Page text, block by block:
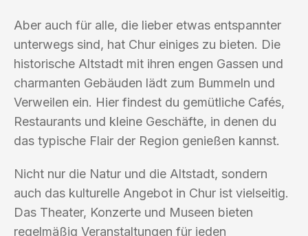
Aber auch für alle, die lieber etwas entspannter
unterwegs sind, hat Chur einiges zu bieten. Die
historische Altstadt mit ihren engen Gassen und
charmanten Gebäuden lädt zum Bummeln und
Verweilen ein. Hier findest du gemütliche Cafés,
Restaurants und kleine Geschäfte, in denen du
das typische Flair der Region genießen kannst.
Nicht nur die Natur und die Altstadt, sondern
auch das kulturelle Angebot in Chur ist vielseitig.
Das Theater, Konzerte und Museen bieten
regelmäßig Veranstaltungen für jeden